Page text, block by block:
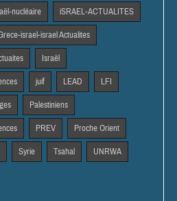
nucléaire iSRAEL-ACTUALITES
israel-israel Actualites
Israël
juif LEAD LFI
Palestiniens
PREV Proche Orient
Syrie Tsahal UNRWA